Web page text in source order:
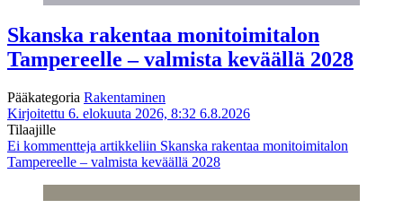
Skanska rakentaa monitoimitalon
Tampereelle – valmista keväällä 2028
Pääkategoria Rakentaminen
Kirjoitettu 6. elokuuta 2026, 8:32 6.8.2026
Tilaajille
Ei kommentteja artikkeliin Skanska rakentaa monitoimitalon
Tampereelle – valmista keväällä 2028